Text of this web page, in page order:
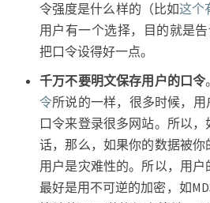
令强度是什么样的（比如这个
用户有一个选择，目的就是
把口令设得好一点。
千万不要明文保存用户的口令
令所说的一样，很多时候，
口令来登录很多网站。所以
话，那么，如果你的数据被
用户是灾难性的。所以，用户
最好是用不可逆的加密，如